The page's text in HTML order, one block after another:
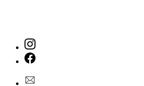
New
Window
Window